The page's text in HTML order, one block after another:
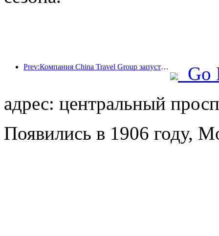
Prev:Компания China Travel Group запустила бренд 'China Travel Good Times' для расширения своего присутствия на рынке туризма для пожилых людей.
Go
адрес: центральный
Появились в 1906 году,